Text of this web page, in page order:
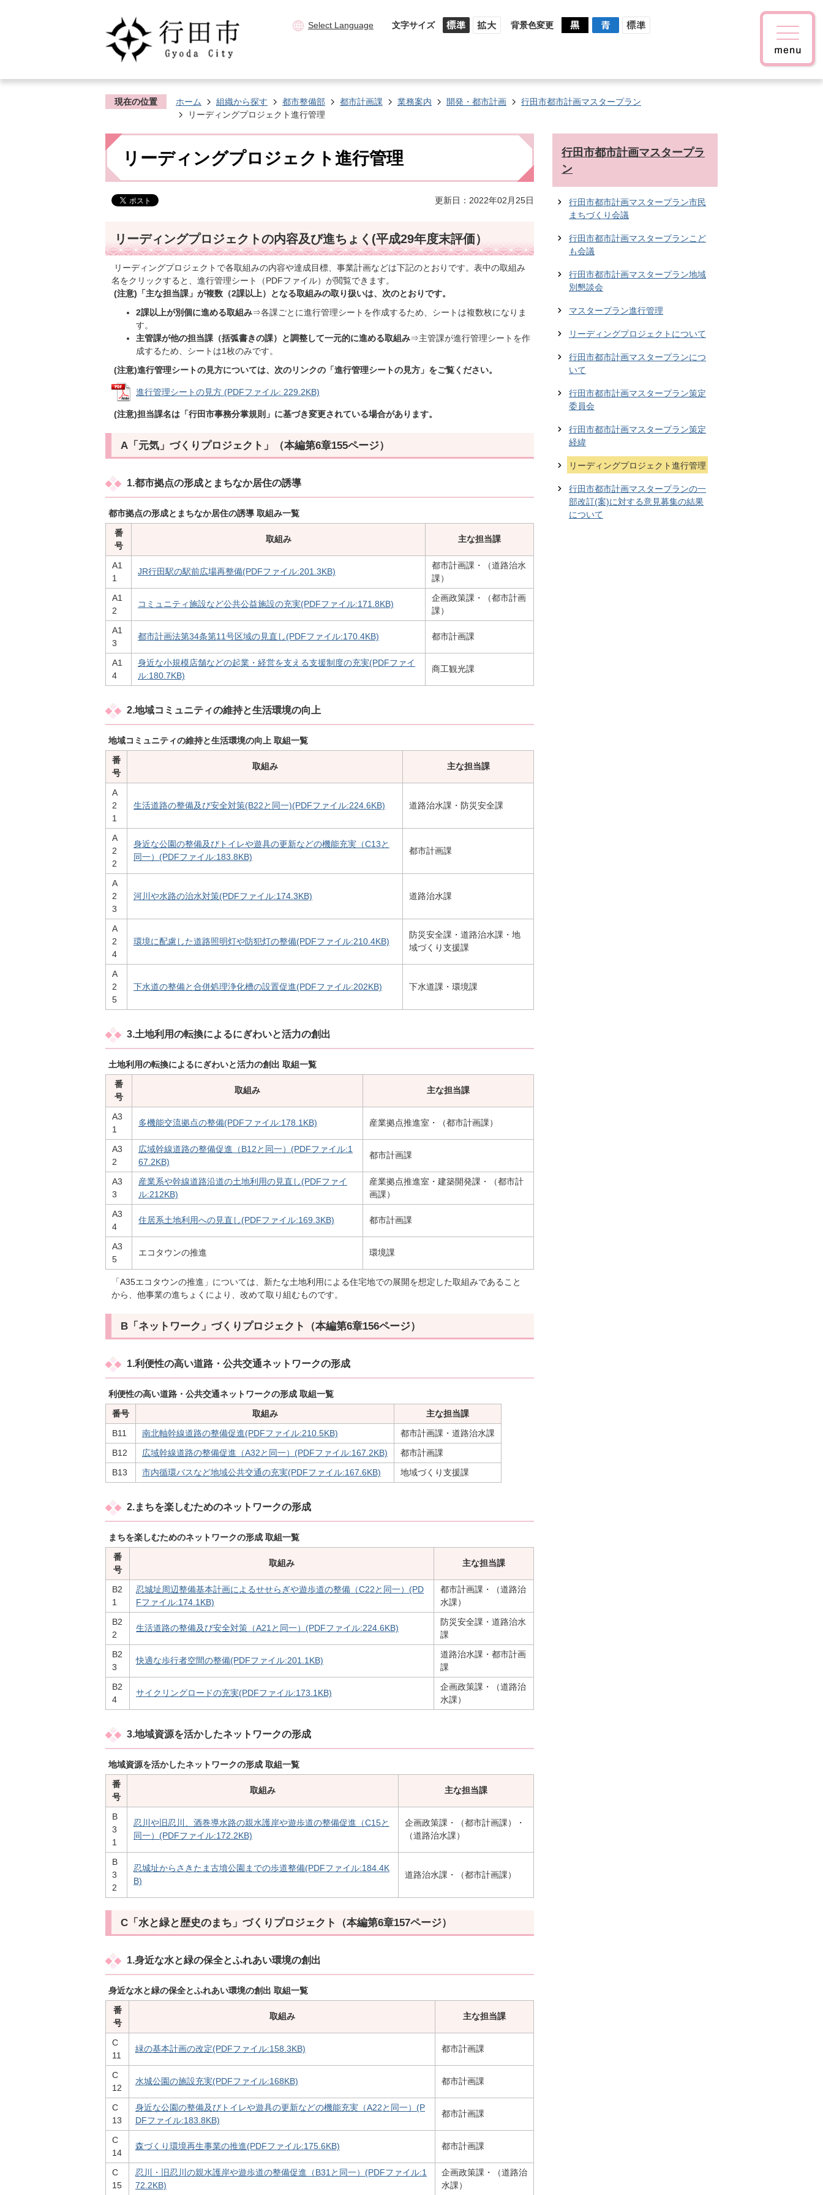
Select Language 文字サイズ 背景色変更
現在の位置 ホーム 組織から探す 都市整備部 都市計画課 業務案内 開発・都市計画
行田市都市計画マスタープラン
リーディングプロジェクト進行管理
リーディングプロジェクト進行管理
更新日：2022年02月25日
リーディングプロジェクトの内容及び進ちょく(平成29年度末評価）
リーディングプロジェクトで各取組みの内容や達成目標、事業計画などは下記のとおりです。表中の取組み
名をクリックすると、進行管理シート（PDFファイル）が閲覧できます。
(注意)「主な担当課」が複数（2課以上）となる取組みの取り扱いは、次のとおりです。
2課以上が別個に進める取組み⇒各課ごとに進行管理シートを作成するため、シートは複数枚になりま
す。
主管課が他の担当課（括弧書きの課）と調整して一元的に進める取組み⇒主管課が進行管理シートを作
成するため、シートは1枚のみです。
(注意)進行管理シートの見方については、次のリンクの「進行管理シートの見方」をご覧ください。
進行管理シートの見方 (PDFファイル: 229.2KB)
(注意)担当課名は「行田市事務分掌規則」に基づき変更されている場合があります。
A「元気」づくりプロジェクト」（本編第6章155ページ）
1.都市拠点の形成とまちなか居住の誘導
都市拠点の形成とまちなか居住の誘導 取組み一覧
番
号
取組み 主な担当課
A1
1
JR行田駅の駅前広場再整備(PDFファイル:201.3KB)
都市計画課・（道路治水
課）
A1
2
コミュニティ施設など公共公益施設の充実(PDFファイル:171.8KB)
企画政策課・（都市計画
課）
A1
3
都市計画法第34条第11号区域の見直し(PDFファイル:170.4KB) 都市計画課
A1
4
身近な小規模店舗などの起業・経営を支える支援制度の充実(PDFファイ
ル:180.7KB)
商工観光課
2.地域コミュニティの維持と生活環境の向上
地域コミュニティの維持と生活環境の向上 取組一覧
番
号
取組み 主な担当課
A
2
1
生活道路の整備及び安全対策(B22と同一)(PDFファイル:224.6KB) 道路治水課・防災安全課
A
2
2
身近な公園の整備及びトイレや遊具の更新などの機能充実（C13と
同一）(PDFファイル:183.8KB)
都市計画課
A
2
3
河川や水路の治水対策(PDFファイル:174.3KB) 道路治水課
A
2
4
環境に配慮した道路照明灯や防犯灯の整備(PDFファイル:210.4KB)
防災安全課・道路治水課・地
域づくり支援課
A
2
5
下水道の整備と合併処理浄化槽の設置促進(PDFファイル:202KB) 下水道課・環境課
3.土地利用の転換によるにぎわいと活力の創出
土地利用の転換によるにぎわいと活力の創出 取組一覧
番
号
取組み 主な担当課
A3
1
多機能交流拠点の整備(PDFファイル:178.1KB) 産業拠点推進室・（都市計画課）
A3
2
広域幹線道路の整備促進（B12と同一）(PDFファイル:1
67.2KB)
都市計画課
A3
3
産業系や幹線道路沿道の土地利用の見直し(PDFファイ
ル:212KB)
産業拠点推進室・建築開発課・（都市計
画課）
A3
4
住居系土地利用への見直し(PDFファイル:169.3KB) 都市計画課
A3
5
エコタウンの推進 環境課
「A35エコタウンの推進」については、新たな土地利用による住宅地での展開を想定した取組みであること
から、他事業の進ちょくにより、改めて取り組むものです。
B「ネットワーク」づくりプロジェクト（本編第6章156ページ）
1.利便性の高い道路・公共交通ネットワークの形成
利便性の高い道路・公共交通ネットワークの形成 取組一覧
番号
取組み
主な担当課
B11
南北軸幹線道路の整備促進(PDFファイル:210.5KB)
都市計画課・道路治水課
B12
広域幹線道路の整備促進（A32と同一）(PDFファイル:167.2KB)
都市計画課
B13
市内循環バスなど地域公共交通の充実(PDFファイル:167.6KB) 地域づくり支援課
2.まちを楽しむためのネットワークの形成
まちを楽しむためのネットワークの形成 取組一覧
番
号
取組み 主な担当課
B2
1
忍城址周辺整備基本計画によるせせらぎや遊歩道の整備（C22と同一）(PD
Fファイル:174.1KB)
都市計画課・（道路治
水課）
B2
2
生活道路の整備及び安全対策（A21と同一）(PDFファイル:224.6KB)
防災安全課・道路治水
課
B2
3
快適な歩行者空間の整備(PDFファイル:201.1KB)
道路治水課・都市計画
課
B2
4
サイクリングロードの充実(PDFファイル:173.1KB)
企画政策課・（道路治
水課）
3.地域資源を活かしたネットワークの形成
地域資源を活かしたネットワークの形成 取組一覧
番
号
取組み 主な担当課
B
3
1
忍川や旧忍川、酒巻導水路の親水護岸や遊歩道の整備促進（C15と
同一）(PDFファイル:172.2KB)
企画政策課・（都市計画課）・
（道路治水課）
B
3
2
忍城址からさきたま古墳公園までの歩道整備(PDFファイル:184.4K
B)
道路治水課・（都市計画課）
C「水と緑と歴史のまち」づくりプロジェクト（本編第6章157ページ）
1.身近な水と緑の保全とふれあい環境の創出
身近な水と緑の保全とふれあい環境の創出 取組一覧
番
号
取組み 主な担当課
C
11
緑の基本計画の改定(PDFファイル:158.3KB) 都市計画課
C
12
水城公園の施設充実(PDFファイル:168KB) 都市計画課
C
13
身近な公園の整備及びトイレや遊具の更新などの機能充実（A22と同一）(P
DFファイル:183.8KB)
都市計画課
C
14
森づくり環境再生事業の推進(PDFファイル:175.6KB) 都市計画課
C
15
忍川・旧忍川の親水護岸や遊歩道の整備促進（B31と同一）(PDFファイル:1
72.2KB)
企画政策課・（道路治
水課）
行田市都市計画マスタープラ
ン
行田市都市計画マスタープラン市民
まちづくり会議
行田市都市計画マスタープランこど
も会議
行田市都市計画マスタープラン地域
別懇談会
マスタープラン進行管理
リーディングプロジェクトについて
行田市都市計画マスタープランにつ
いて
行田市都市計画マスタープラン策定
委員会
行田市都市計画マスタープラン策定
経緯
リーディングプロジェクト進行管理
行田市都市計画マスタープランの一
部改訂(案)に対する意見募集の結果
について